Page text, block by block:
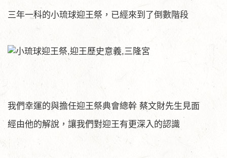
三年一科的小琉球迎王祭，已經來到了倒數階段
我們幸運的與擔任迎王祭典會總幹 蔡文財先生見面
經由他的解說，讓我們對迎王有更深入的認識